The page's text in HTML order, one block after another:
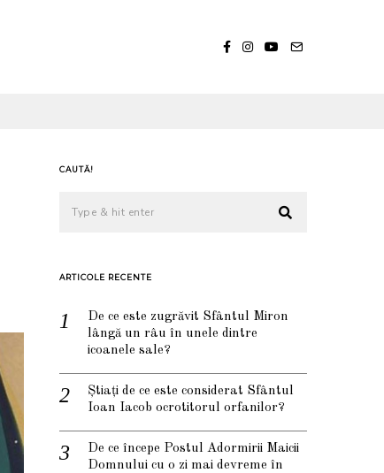
CAUTĂ!
ARTICOLE RECENTE
De ce este zugrăvit Sfântul Miron
lângă un râu în unele dintre
icoanele sale?
Știați de ce este considerat Sfântul
Ioan Iacob ocrotitorul orfanilor?
De ce începe Postul Adormirii Maicii
Domnului cu o zi mai devreme în